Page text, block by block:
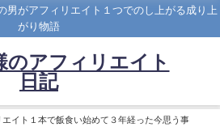
男がアフィリエイト１つでのし上がる成り上
がり物語
のアフィリエイト
日記
エイト１本で飯食い始めて３年経った今思う事